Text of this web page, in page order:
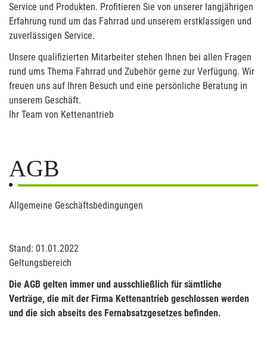
Service und Produkten. Profitieren Sie von unserer langjährigen
Erfahrung rund um das Fahrrad und unserem erstklassigen und
zuverlässigen Service.
Unsere qualifizierten Mitarbeiter stehen Ihnen bei allen Fragen
rund ums Thema Fahrrad und Zubehör gerne zur Verfügung. Wir
freuen uns auf Ihren Besuch und eine persönliche Beratung in
unserem Geschäft.
Ihr Team von Kettenantrieb
AGB
Allgemeine Geschäftsbedingungen
Stand: 01.01.2022
Geltungsbereich
Die AGB gelten immer und ausschließlich für sämtliche
Verträge, die mit der Firma Kettenantrieb geschlossen werden
und die sich abseits des Fernabsatzgesetzes befinden.